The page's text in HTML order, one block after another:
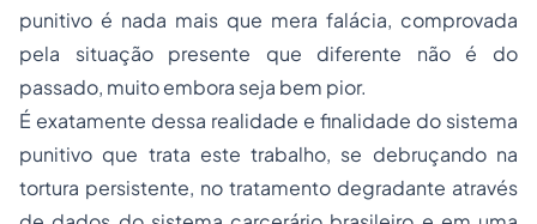
punitivo é nada mais que mera falácia, comprovada
pela situação presente que diferente não é do
passado, muito embora seja bem pior.
É exatamente dessa realidade e finalidade do sistema
punitivo que trata este trabalho, se debruçando na
tortura persistente, no tratamento degradante através